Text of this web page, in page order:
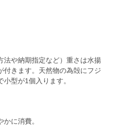
や納期指定など）重さは水揚
付きます。天然物の為殻にフジ
型が1個入ります。
に消費。